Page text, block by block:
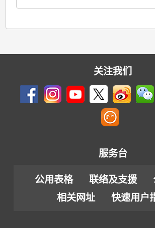
关注我们
服务台
公用表格 联络及支援
相关网址
快速用户